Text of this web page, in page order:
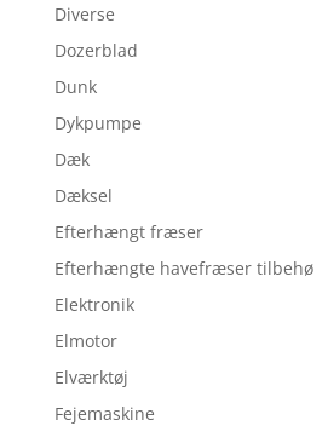
Diverse
Dozerblad
Dunk
Dykpumpe
Dæk
Dæksel
Efterhængt fræser
Efterhængte havefræser tilbehø
Elektronik
Elmotor
Elværktøj
Fejemaskine